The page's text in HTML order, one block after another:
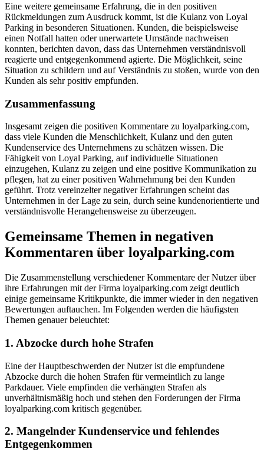
Eine weitere gemeinsame Erfahrung, die in den positiven
Rückmeldungen zum Ausdruck kommt, ist die Kulanz von Loyal
Parking in besonderen Situationen. Kunden, die beispielsweise
einen Notfall hatten oder unerwartete Umstände nachweisen
konnten, berichten davon, dass das Unternehmen verständnisvoll
reagierte und entgegenkommend agierte. Die Möglichkeit, seine
Situation zu schildern und auf Verständnis zu stoßen, wurde von den
Kunden als sehr positiv empfunden.
Zusammenfassung
Insgesamt zeigen die positiven Kommentare zu loyalparking.com,
dass viele Kunden die Menschlichkeit, Kulanz und den guten
Kundenservice des Unternehmens zu schätzen wissen. Die
Fähigkeit von Loyal Parking, auf individuelle Situationen
einzugehen, Kulanz zu zeigen und eine positive Kommunikation zu
pflegen, hat zu einer positiven Wahrnehmung bei den Kunden
geführt. Trotz vereinzelter negativer Erfahrungen scheint das
Unternehmen in der Lage zu sein, durch seine kundenorientierte und
verständnisvolle Herangehensweise zu überzeugen.
Gemeinsame Themen in negativen
Kommentaren über loyalparking.com
Die Zusammenstellung verschiedener Kommentare der Nutzer über
ihre Erfahrungen mit der Firma loyalparking.com zeigt deutlich
einige gemeinsame Kritikpunkte, die immer wieder in den negativen
Bewertungen auftauchen. Im Folgenden werden die häufigsten
Themen genauer beleuchtet:
1. Abzocke durch hohe Strafen
Eine der Hauptbeschwerden der Nutzer ist die empfundene
Abzocke durch die hohen Strafen für vermeintlich zu lange
Parkdauer. Viele empfinden die verhängten Strafen als
unverhältnismäßig hoch und stehen den Forderungen der Firma
loyalparking.com kritisch gegenüber.
2. Mangelnder Kundenservice und fehlendes
Entgegenkommen